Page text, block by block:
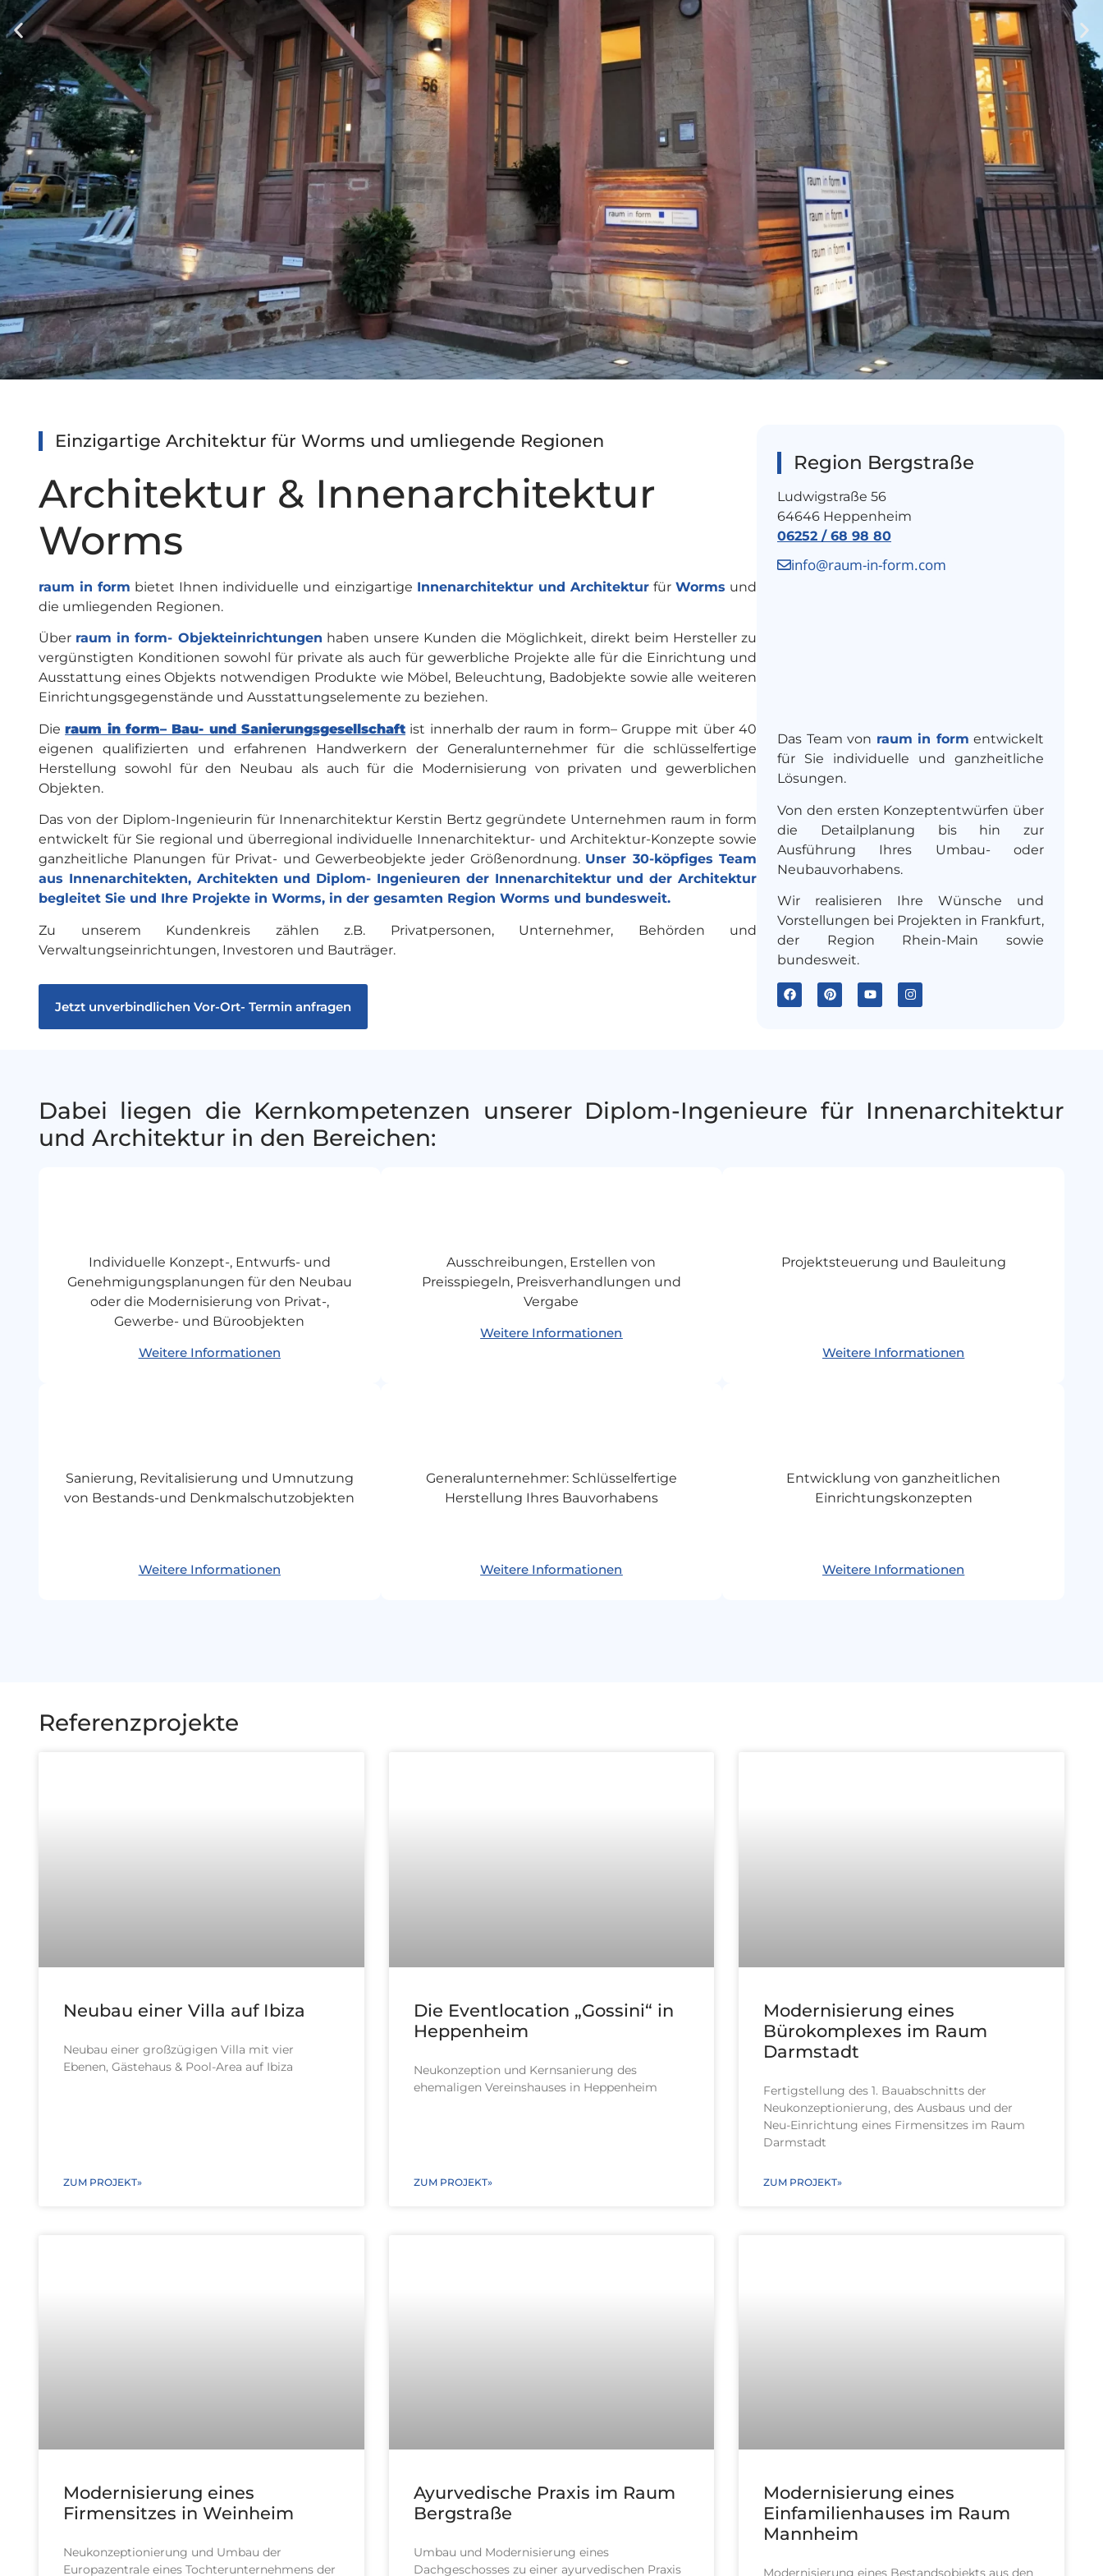
Einzigartige Architektur für Worms und umliegende Regionen
Architektur & Innenarchitektur
Worms
raum in form bietet Ihnen individuelle und einzigartige Innenarchitektur und Architekturfür Worms und
die umliegenden Regionen.
Über raum in form- Objekteinrichtungen haben unsere Kunden die Möglichkeit, direkt beim Hersteller zu
vergünstigten Konditionen sowohl für private als auch für gewerbliche Projekte alle für die Einrichtung und
Ausstattung eines Objekts notwendigen Produkte wie Möbel, Beleuchtung, Badobjekte sowie alle weiteren
Einrichtungsgegenstände und Ausstattungselemente zu beziehen.
Dieraum in form– Bau- und Sanierungsgesellschaftist innerhalb der raum in form– Gruppe mit über 40
eigenen qualifizierten und erfahrenen Handwerkern der Generalunternehmer für die schlüsselfertige
Herstellung sowohl für den Neubau als auch für die Modernisierung von privaten und gewerblichen
Objekten.
Das von der Diplom-Ingenieurin für Innenarchitektur Kerstin Bertz gegründete Unternehmen raum in form
entwickelt für Sie regional und überregional individuelle Innenarchitektur- und Architektur-Konzepte sowie
ganzheitliche Planungen für Privat- und Gewerbeobjekte jeder Größenordnung. Unser 30-köpfiges Team
aus Innenarchitekten, Architekten und Diplom- Ingenieuren der Innenarchitektur und der Architektur
begleitet Sie und Ihre Projekte in Worms, in der gesamten Region Worms und bundesweit.
Zu unserem Kundenkreis zählen z.B. Privatpersonen, Unternehmer, Behörden und
Verwaltungseinrichtungen, Investoren und Bauträger.
Jetzt unverbindlichen Vor-Ort- Termin anfragen
Region Bergstraße
Ludwigstraße 56
64646 Heppenheim
06252 / 68 98 80
info@raum-in-form.com
Das Team von raum in form entwickelt
für Sie individuelle und ganzheitliche
Lösungen.
Von den ersten Konzeptentwürfen über
die Detailplanung bis hin zur
Ausführung Ihres Umbau- oder
Neubauvorhabens.
Wir realisieren Ihre Wünsche und
Vorstellungen bei Projekten in Frankfurt,
der Region Rhein-Main sowie
bundesweit.
Dabei liegen die Kernkompetenzen unserer Diplom-Ingenieure für Innenarchitektur
und Architektur in den Bereichen:
Individuelle Konzept-, Entwurfs- und
Genehmigungsplanungen für den Neubau
oder die Modernisierung von Privat-,
Gewerbe- und Büroobjekten
Weitere Informationen
Ausschreibungen, Erstellen von
Preisspiegeln, Preisverhandlungen und
Vergabe
Weitere Informationen
Projektsteuerung und Bauleitung
Weitere Informationen
Sanierung, Revitalisierung und Umnutzung
von Bestands-und Denkmalschutzobjekten
Weitere Informationen
Generalunternehmer: Schlüsselfertige
Herstellung Ihres Bauvorhabens
Weitere Informationen
Entwicklung von ganzheitlichen
Einrichtungskonzepten
Weitere Informationen
Referenzprojekte
Neubau einer Villa auf Ibiza
Neubau einer großzügigen Villa mit vier
Ebenen, Gästehaus & Pool-Area auf Ibiza
ZUM PROJEKT»
Die Eventlocation „Gossini“ in
Heppenheim
Neukonzeption und Kernsanierung des
ehemaligen Vereinshauses in Heppenheim
ZUM PROJEKT»
Modernisierung eines
Bürokomplexes im Raum
Darmstadt
Fertigstellung des 1. Bauabschnitts der
Neukonzeptionierung, des Ausbaus und der
Neu-Einrichtung eines Firmensitzes im Raum
Darmstadt
ZUM PROJEKT»
Modernisierung eines
Firmensitzes in Weinheim
Neukonzeptionierung und Umbau der
Europazentrale eines Tochterunternehmens der
Ayurvedische Praxis im Raum
Bergstraße
Umbau und Modernisierung eines
Dachgeschosses zu einer ayurvedischen Praxis
Modernisierung eines
Einfamilienhauses im Raum
Mannheim
Modernisierung eines Bestandsobjekts aus den